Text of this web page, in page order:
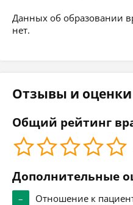
Данных об образовании
нет.
Отзывы и оценки
Общий рейтинг
Дополнительные
–
Отношение к